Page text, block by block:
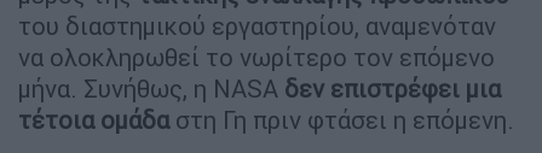
του διαστημικού εργαστηρίου, αναμενόταν
να ολοκληρωθεί το νωρίτερο τον επόμενο
μήνα. Συνήθως, η NASA δεν επιστρέφει μια
τέτοια ομάδαστη Γη πριν φτάσει η επόμενη.